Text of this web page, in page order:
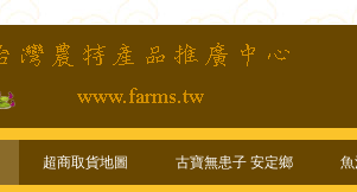
超商取貨地圖 古寶無患子 安定鄉